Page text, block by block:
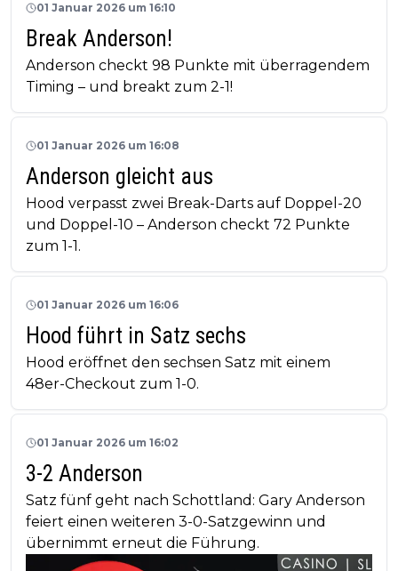
01 Januar 2026 um 16:10
Break Anderson!
Anderson checkt 98 Punkte mit überragendem
Timing – und breakt zum 2-1!
01 Januar 2026 um 16:08
Anderson gleicht aus
Hood verpasst zwei Break-Darts auf Doppel-20
und Doppel-10 – Anderson checkt 72 Punkte
zum 1-1.
01 Januar 2026 um 16:06
Hood führt in Satz sechs
Hood eröffnet den sechsen Satz mit einem
48er-Checkout zum 1-0.
01 Januar 2026 um 16:02
3-2 Anderson
Satz fünf geht nach Schottland: Gary Anderson
feiert einen weiteren 3-0-Satzgewinn und
übernimmt erneut die Führung.